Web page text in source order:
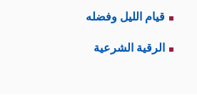
قيام الليل وفضله
الرقية الشرعية